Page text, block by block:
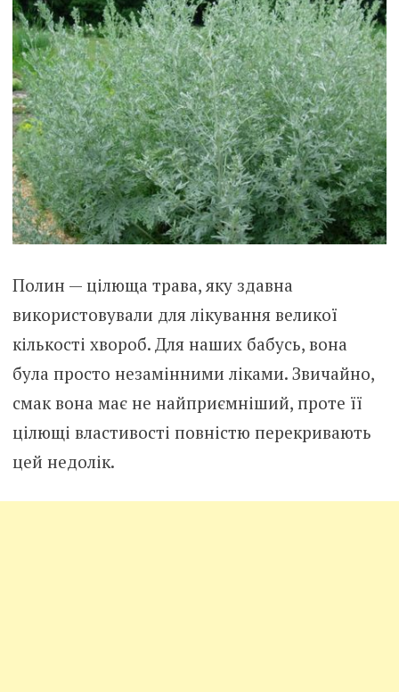
Полин — цілюща трава, яку здавна
використовували для лікування великої
кількості хвороб. Для наших бабусь, вона
була просто незамінними ліками. Звичайно,
смак вона має не найприємніший, проте її
цілющі властивості повністю перекривають
цей недолік.